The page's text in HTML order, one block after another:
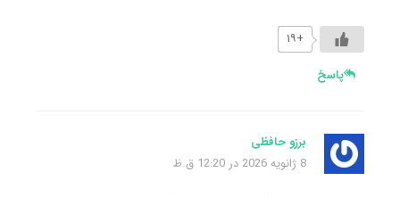
+۱۹
پاسخ
برزو حافظی
8 ژانویه 2026 در 12:20 ق.ظ